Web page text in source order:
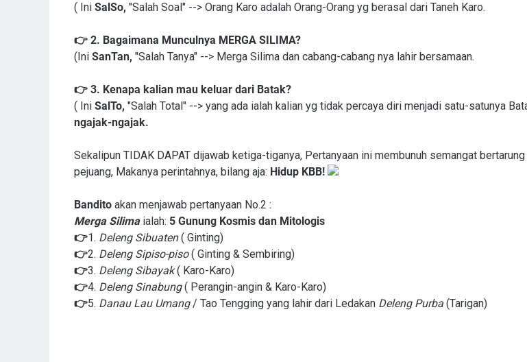
( Ini SalSo, "Salah Soal" --> Orang Karo adalah Orang-Orang yg berasal dari Taneh Karo.
👉 2. Bagaimana Munculnya MERGA SILIMA?
(Ini SanTan, "Salah Tanya" --> Merga Silima dan cabang-cabang nya lahir bersamaan.
👉 3. Kenapa kalian mau keluar dari Batak?
( Ini SalTo, "Salah Total" --> yang ada ialah kalian yg tidak percaya diri menjadi satu-satunya
ngajak-ngajak.
Sekalipun TIDAK DAPAT dijawab ketiga-tiganya, Pertanyaan ini membunuh semangat
pejuang, Makanya perintahnya, bilang aja: Hidup KBB!
Bandito akan menjawab pertanyaan No.2 :
Merga Silimaialah: 5 Gunung Kosmis dan Mitologis
👉1. Deleng Sibuaten( Ginting)
👉2. Deleng Sipiso-piso( Ginting & Sembiring)
👉3. Deleng Sibayak( Karo-Karo)
👉4. Deleng Sinabung( Perangin-angin & Karo-Karo)
👉5. Danau Lau Umang/ Tao Tengging yang lahir dari Ledakan Deleng Purba (Tarigan)